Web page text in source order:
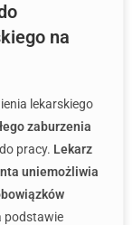
na
lekarskiego
zaburzenia
pracy. Lekarz
uniemożliwia
podstawie